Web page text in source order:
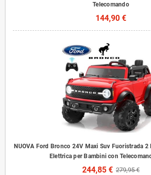
Telecomando
144,90 €
NUOVA Ford Bronco 24V Maxi Suv Fuoristrada
Elettrica per Bambini con
244,85 € 279,95 €